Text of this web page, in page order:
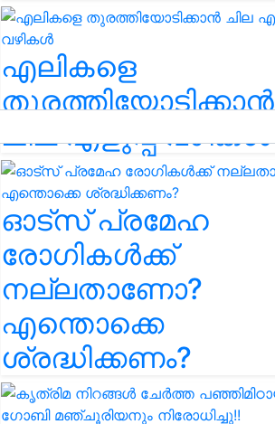
എലികളെ
തുരത്തിയോടിക്കാൻ
ചില എളുപ്പ വഴികൾ
ഓട്സ് പ്രമേഹ
രോഗികൾക്ക്
നല്ലതാണോ?
എന്തൊക്കെ
ശ്രദ്ധിക്കണം?